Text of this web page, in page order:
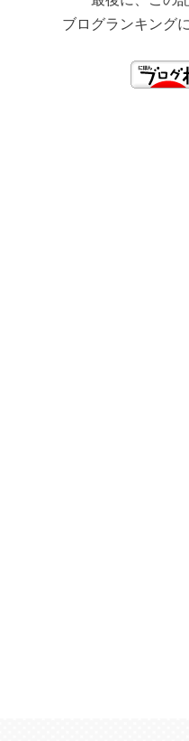
ブログランキング